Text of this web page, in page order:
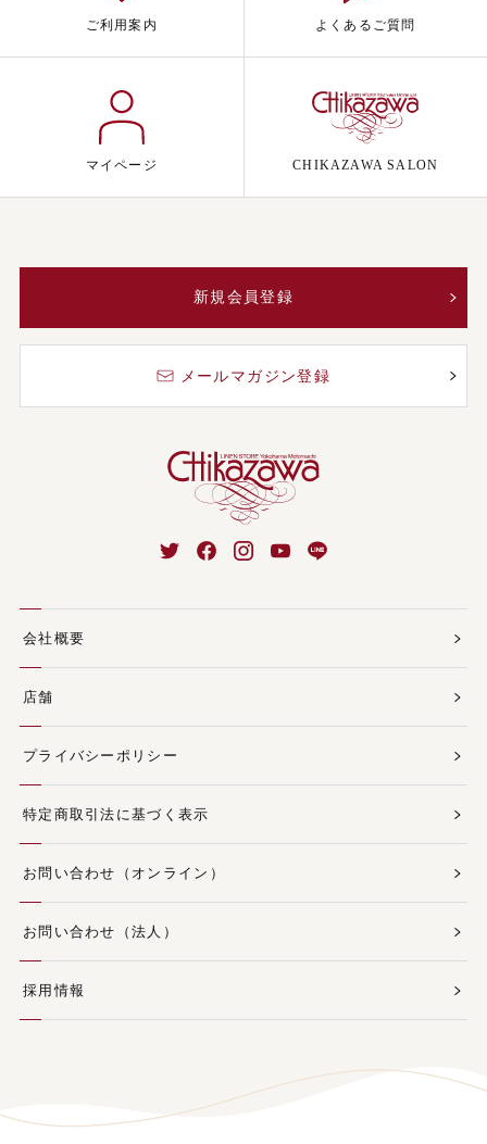
ご利用案内 よくあるご質問
マイページ CHIKAZAWA SALON
新規会員登録
メールマガジン登録
会社概要
店舗
プライバシーポリシー
特定商取引法に基づく表示
お問い合わせ（オンライン）
お問い合わせ（法人）
採用情報